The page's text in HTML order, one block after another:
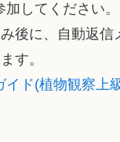
加してください。
後に、自動返信
す。
イド(植物観察上